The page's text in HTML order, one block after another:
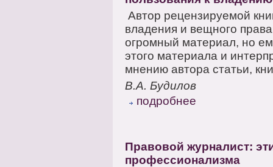
Автор рецензируемой
владения и вещного
огромный материал, но
этого материала и
мнению автора статьи,
В.А. Будилов
подробнее
Правовой журналист:
профессионализма